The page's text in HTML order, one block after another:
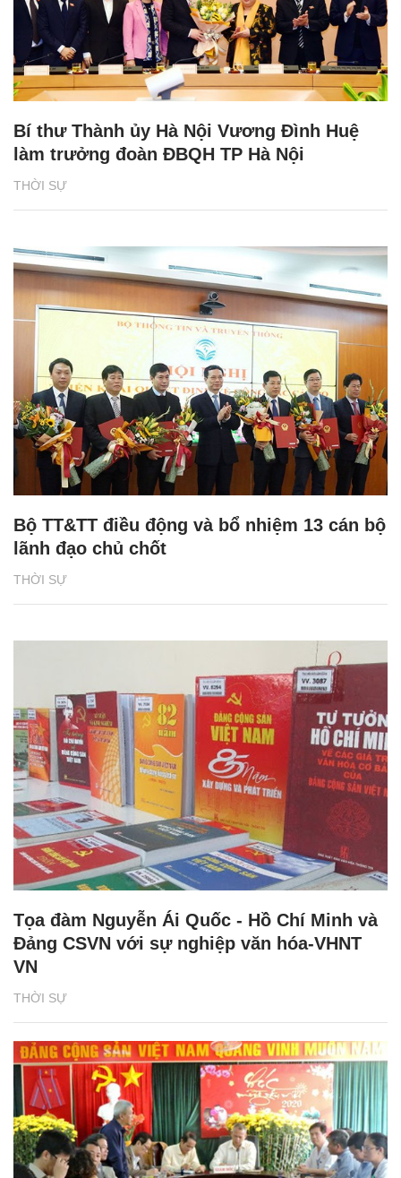
THỜI SỰ
Bí thư Thành ủy Hà Nội Vương Đình Huệ
làm trưởng đoàn ĐBQH TP Hà Nội
THỜI SỰ
Bộ TT&TT điều động và bổ nhiệm 13 cán bộ
lãnh đạo chủ chốt
THỜI SỰ
Tọa đàm Nguyễn Ái Quốc - Hồ Chí Minh và
Đảng CSVN với sự nghiệp văn hóa-VHNT
VN